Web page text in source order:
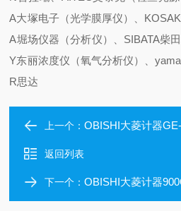
A大塚电子（光学膜厚仪）、
A堀场仪器（分析仪）、SIBATA柴
Y东丽浓度仪（氧气分析仪）、
R思达
上一个：OBISHI大菱计器GE-
返回列表
下一个：OBISHI大菱计器